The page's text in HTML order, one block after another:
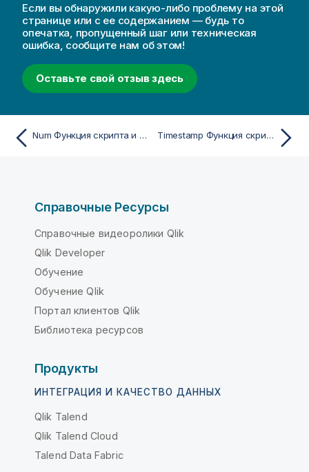
Если вы обнаружили какую-либо проблему на этой
странице или с ее содержанием — будь то
опечатка, пропущенный шаг или техническая
ошибка, сообщите нам об этом!
Оставьте свой отзыв здесь
Num Функция скрипта и диаграммы Timestamp Функция скрипта и диаграммы
Справочные Ресурсы
Справочные видеоролики Qlik
Qlik Developer
Обучение
Обучение Qlik
Портал клиентов Qlik
Библиотека ресурсов
Продукты
ИНТЕГРАЦИЯ И КАЧЕСТВО ДАННЫХ
Qlik Talend
Qlik Talend Cloud
Talend Data Fabric